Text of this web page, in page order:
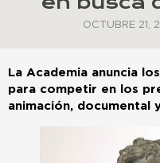
OCTUBRE 21,
La Academia anuncia
para competir en los
animación, documental